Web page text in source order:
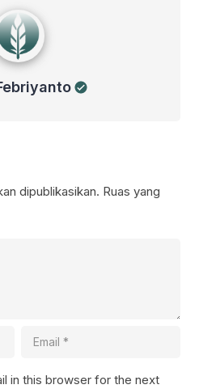
dipublikasikan. Ruas yang
in this browser for the next